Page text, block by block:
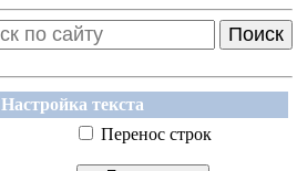
Поиск
Настройка текста
Перенос строк